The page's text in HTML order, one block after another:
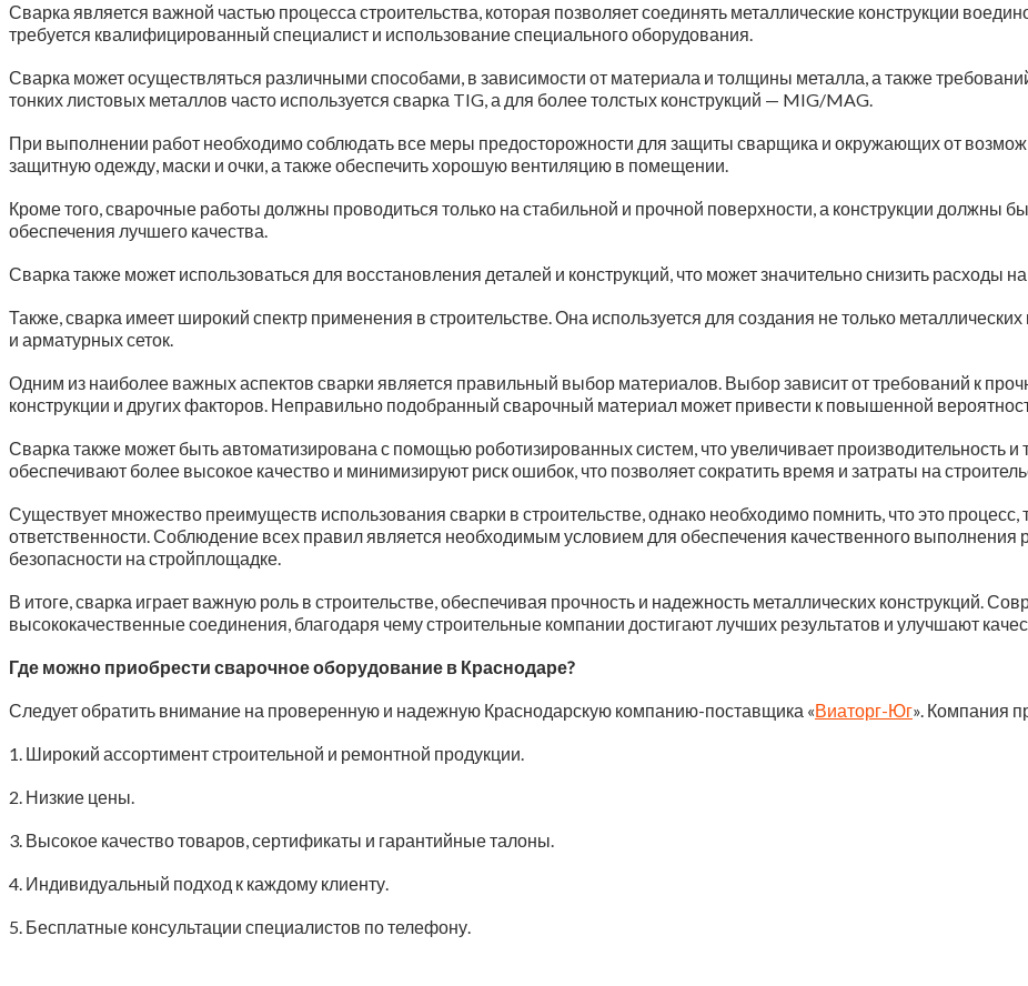
Сварка является важной частью процесса строительства, которая позволяет соединять металлические конструкции
требуется квалифицированный специалист и использование специального оборудования.
Сварка может осуществляться различными способами, в зависимости от материала и толщины металла, а также
тонких листовых металлов часто используется сварка TIG, а для более толстых конструкций — MIG/MAG.
При выполнении работ необходимо соблюдать все меры предосторожности для защиты сварщика и окружающих от
защитную одежду, маски и очки, а также обеспечить хорошую вентиляцию в помещении.
Кроме того, сварочные работы должны проводиться только на стабильной и прочной поверхности, а конструкции должны
обеспечения лучшего качества.
Сварка также может использоваться для восстановления деталей и конструкций, что может значительно снизить расходы
Также, сварка имеет широкий спектр применения в строительстве. Она используется для создания не только
и арматурных сеток.
Одним из наиболее важных аспектов сварки является правильный выбор материалов. Выбор зависит от требований к
конструкции и других факторов. Неправильно подобранный сварочный материал может привести к повышенной
Сварка также может быть автоматизирована с помощью роботизированных систем, что увеличивает производительность и
обеспечивают более высокое качество и минимизируют риск ошибок, что позволяет сократить время и затраты на
Существует множество преимуществ использования сварки в строительстве, однако необходимо помнить, что это
ответственности. Соблюдение всех правил является необходимым условием для обеспечения качественного
безопасности на стройплощадке.
В итоге, сварка играет важную роль в строительстве, обеспечивая прочность и надежность металлических конструкций.
высококачественные соединения, благодаря чему строительные компании достигают лучших результатов и улучшают
Где можно приобрести сварочное оборудование в Краснодаре?
Следует обратить внимание на проверенную и надежную Краснодарскую компанию-поставщика «Виаторг-Юг». Компания
1. Широкий ассортимент строительной и ремонтной продукции.
2. Низкие цены.
3. Высокое качество товаров, сертификаты и гарантийные талоны.
4. Индивидуальный подход к каждому клиенту.
5. Бесплатные консультации специалистов по телефону.